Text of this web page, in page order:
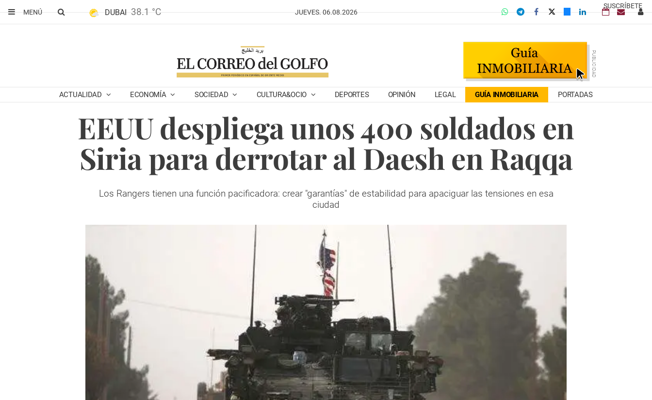
SUSCRÍBETE
MENÚ
DUBAI 38.1 °C JUEVES. 06.08.2026
ACTUALIDAD ECONOMÍA SOCIEDAD CULTURA&OCIO DEPORTES OPINIÓN LEGAL GUÍA INMOBILIARIA PORTADAS
EEUU despliega unos 400 soldados en
Siria para derrotar al Daesh en Raqqa
Los Rangers tienen una función pacificadora: crear "garantías" de estabilidad para apaciguar las tensiones en esa
ciudad